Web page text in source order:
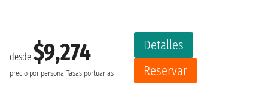
desde $9,274
precio por persona Tasas portuarias
Detalles
Reservar